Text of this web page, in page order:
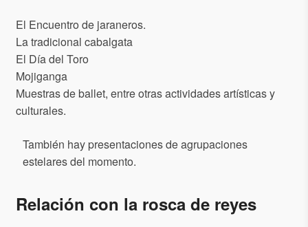
El Encuentro de jaraneros.
La tradicional cabalgata
El Día del Toro
Mojiganga
Muestras de ballet, entre otras actividades artísticas y
culturales.
También hay presentaciones de agrupaciones
estelares del momento.
Relación con la rosca de reyes